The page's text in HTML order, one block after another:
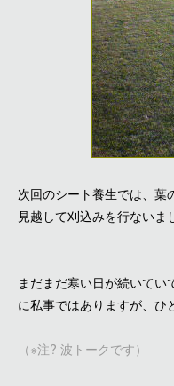
次回のシート養生では、葉
見越して刈込みを行ないま
まだまだ寒い日が続いてい
に私事ではありますが、ひ
（※注? 波トークです）